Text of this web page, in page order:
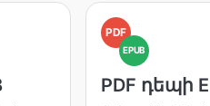
PDF
EPUB
PDF դեպի